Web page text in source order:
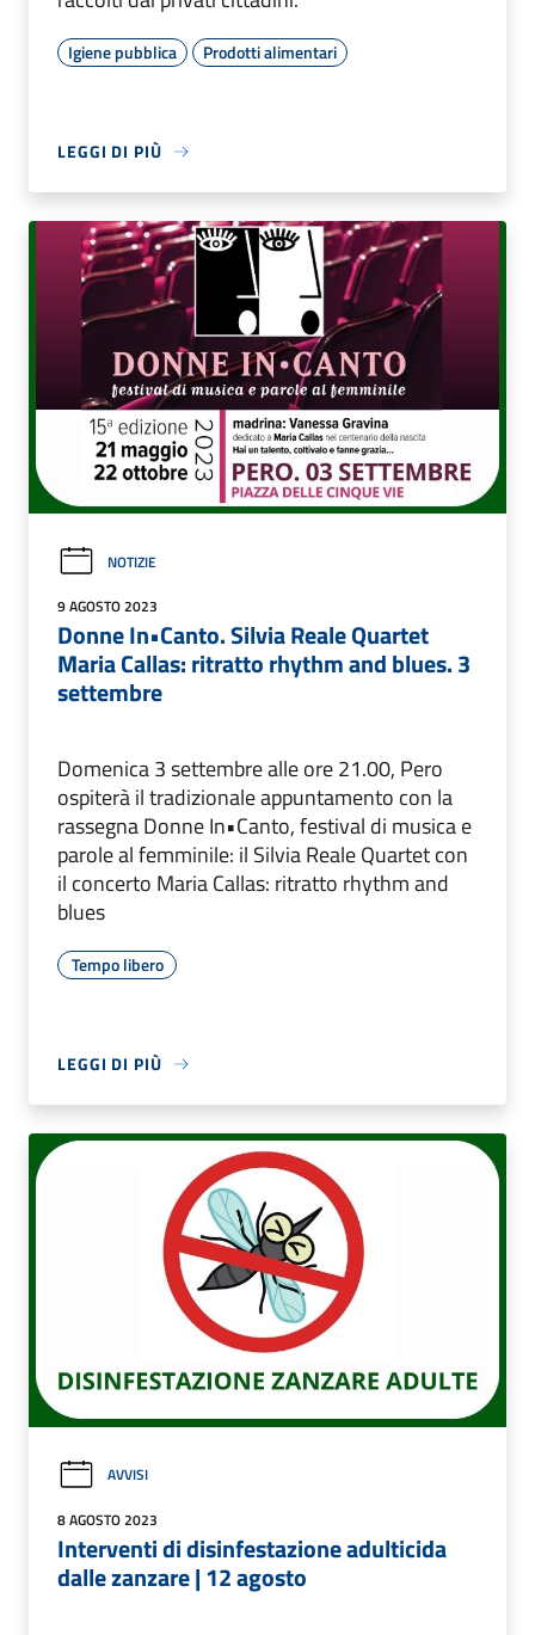
Igiene pubblica Prodotti alimentari
LEGGI DI PIÙ
NOTIZIE
9 AGOSTO 2023
Donne In•Canto. Silvia Reale Quartet
Maria Callas: ritratto rhythm and blues. 3
settembre
Domenica 3 settembre alle ore 21.00, Pero
ospiterà il tradizionale appuntamento con la
rassegna Donne In•Canto, festival di musica e
parole al femminile: il Silvia Reale Quartet con
il concerto Maria Callas: ritratto rhythm and
blues
Tempo libero
LEGGI DI PIÙ
AVVISI
8 AGOSTO 2023
Interventi di disinfestazione adulticida
dalle zanzare | 12 agosto